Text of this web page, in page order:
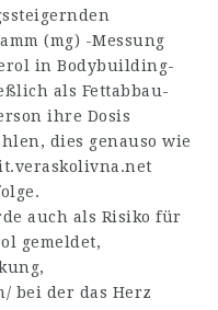
(mg) -Messung
in Bodybuilding-
als Fettabbau-
ihre Dosis
dies genauso wie
auch als Risiko für
gemeldet,
bei der das Herz